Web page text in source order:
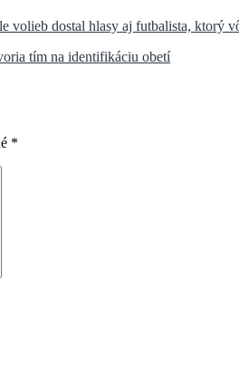
volieb dostal hlasy aj futbalista, ktorý
tím na identifikáciu obetí
*